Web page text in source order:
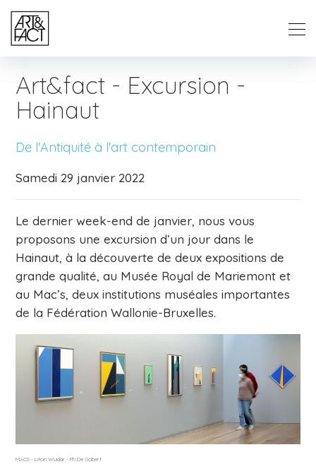
Art&fact - Excursion -
Hainaut
De l'Antiquité à l'art contemporain
Samedi 29 janvier 2022
Le dernier week-end de janvier, nous vous
proposons une excursion d’un jour dans le
Hainaut, à la découverte de deux expositions de
grande qualité, au Musée Royal de Mariemont et
au Mac’s, deux institutions muséales importantes
de la Fédération Wallonie-Bruxelles.
MACS - Léon Wuidar - Ph De Gobert